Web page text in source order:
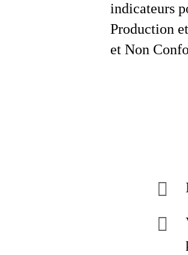
indicateurs
Production
et Non